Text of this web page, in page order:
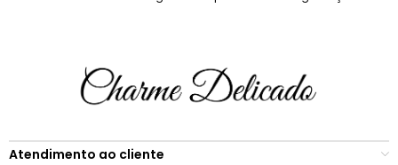
Atendimento ao cliente